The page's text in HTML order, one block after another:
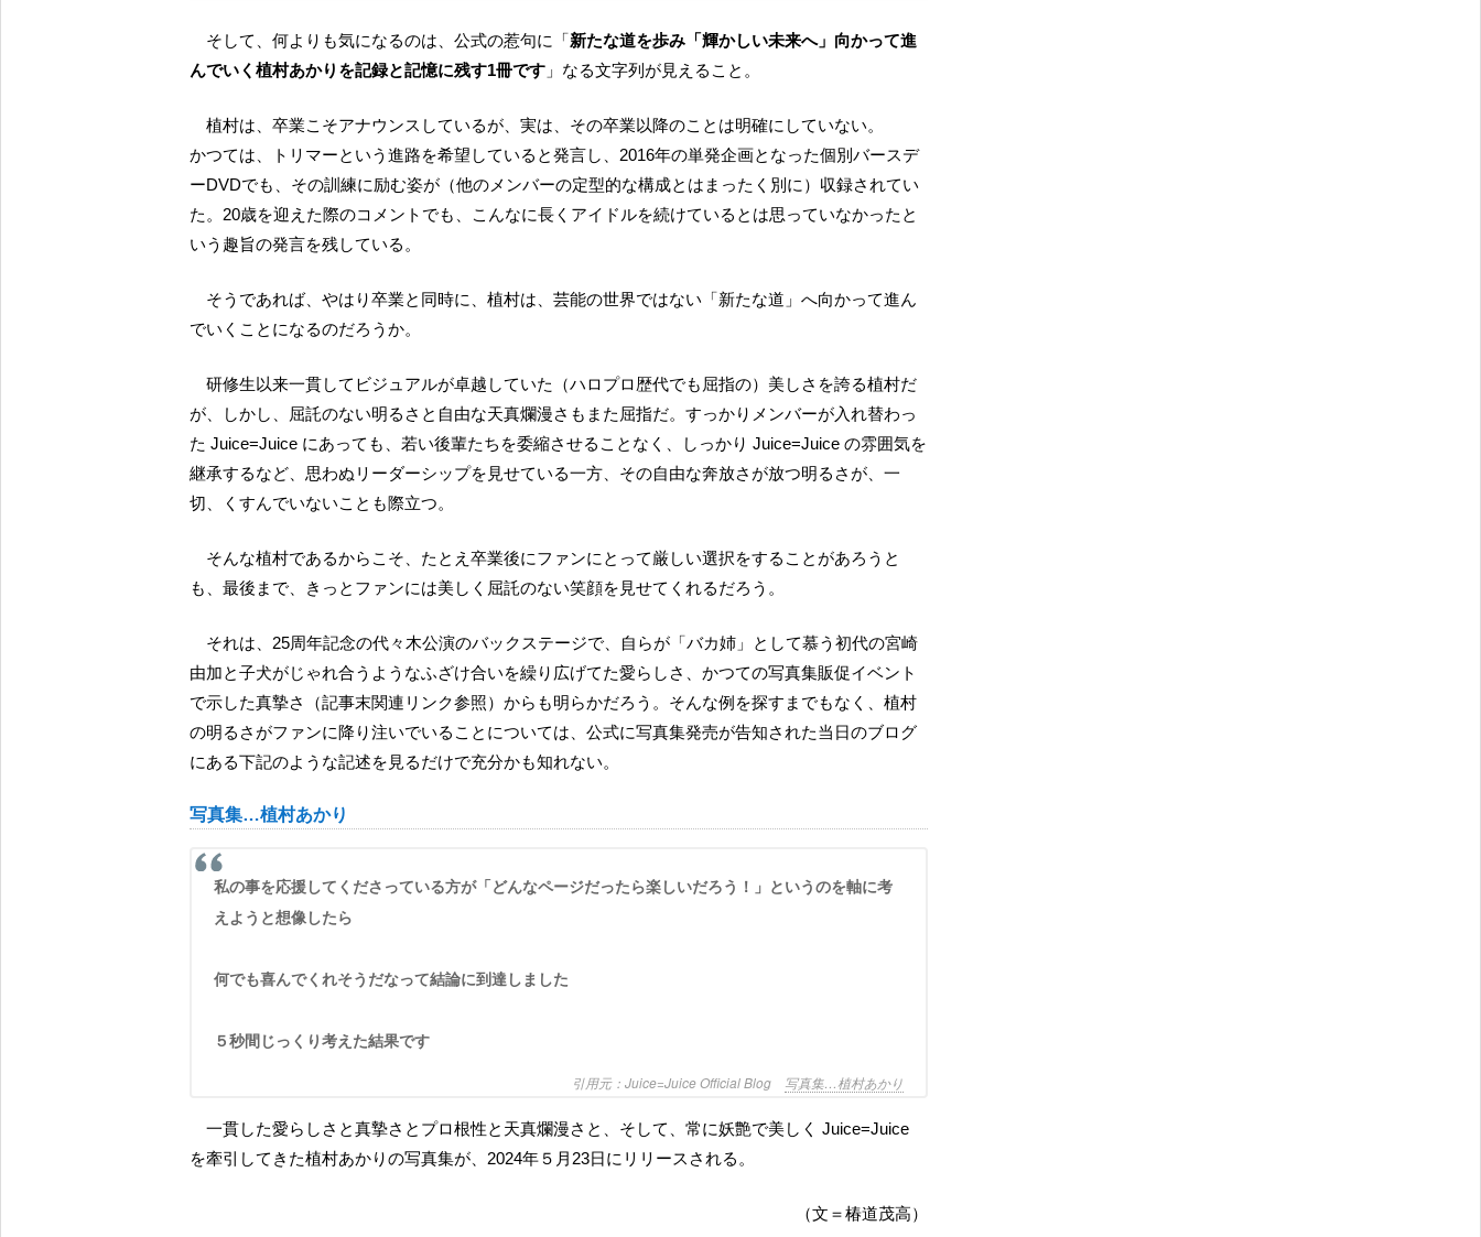
そして、何よりも気になるのは、公式の惹句に「新たな道を歩み「輝かしい未来へ」向かって進
んでいく植村あかりを記録と記憶に残す1冊です 」なる文字列が見えること。
植村は、卒業こそアナウンスしているが、実は、その卒業以降のことは明確にしていない。
かつては、トリマーという進路を希望していると発言し、2016年の単発企画となった個別バースデ
ーDVDでも、その訓練に励む姿が（他のメンバーの定型的な構成とはまったく別に）収録されてい
た。20歳を迎えた際のコメントでも、こんなに長くアイドルを続けているとは思っていなかったと
いう趣旨の発言を残している。
そうであれば、やはり卒業と同時に、植村は、芸能の世界ではない「新たな道」へ向かって進ん
でいくことになるのだろうか。
研修生以来一貫してビジュアルが卓越していた（ハロプロ歴代でも屈指の）美しさを誇る植村だ
が、しかし、屈託のない明るさと自由な天真爛漫さもまた屈指だ。すっかりメンバーが入れ替わっ
た Juice=Juice にあっても、若い後輩たちを委縮させることなく、しっかり Juice=Juice の雰囲気を
継承するなど、思わぬリーダーシップを見せている一方、その自由な奔放さが放つ明るさが、一
切、くすんでいないことも際立つ。
そんな植村であるからこそ、たとえ卒業後にファンにとって厳しい選択をすることがあろうと
も、最後まで、きっとファンには美しく屈託のない笑顔を見せてくれるだろう。
それは、25周年記念の代々木公演のバックステージで、自らが「バカ姉」として慕う初代の宮崎
由加と子犬がじゃれ合うようなふざけ合いを繰り広げてた愛らしさ、かつての写真集販促イベント
で示した真摯さ（記事末関連リンク参照）からも明らかだろう。そんな例を探すまでもなく、植村
の明るさがファンに降り注いでいることについては、公式に写真集発売が告知された当日のブログ
にある下記のような記述を見るだけで充分かも知れない。
写真集…植村あかり
私の事を応援してくださっている方が「どんなページだったら楽しいだろう！」というのを軸に考
えようと想像したら
何でも喜んでくれそうだなって結論に到達しました
５秒間じっくり考えた結果です
Juice=Juice Official Blog 写真集…植村あかり
一貫した愛らしさと真摯さとプロ根性と天真爛漫さと、そして、常に妖艶で美しく Juice=Juice
を牽引してきた植村あかりの写真集が、2024年５月23日にリリースされる。
（文＝椿道茂高）